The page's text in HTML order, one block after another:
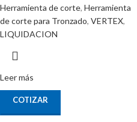
Herramienta de corte, Herramienta
de corte para Tronzado, VERTEX,
LIQUIDACION
Leer más
COTIZAR